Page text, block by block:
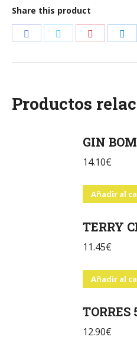
Share this product
Productos
GIN
14.10€
Añadir al
TERRY
11.45€
Añadir al
TORRES
12.90€